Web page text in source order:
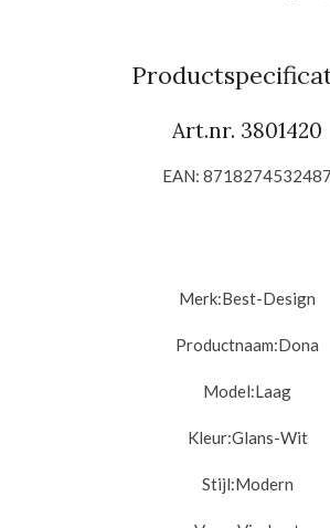
n
Art.nr. 3801420
EAN: 8718274532487
Merk:Best-Design
Productnaam:Dona
Model:Laag
Kleur:Glans-Wit
Stijl:Modern